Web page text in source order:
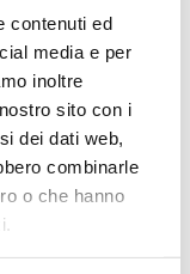
contenuti ed
media e per
inoltre
sito con i
dei dati web,
combinarle
o che hanno
- Ufficio
MAGGIOLI
DATI
- www.public-